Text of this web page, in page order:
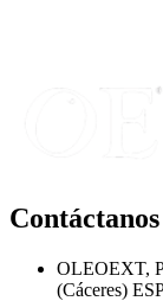
Contáctanos
OLEOEXT,
(Cáceres)